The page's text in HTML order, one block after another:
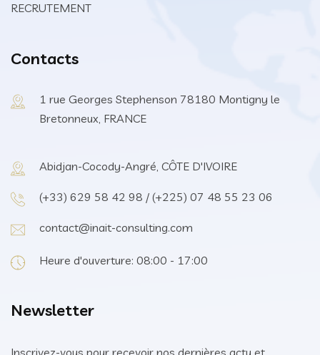
RECRUTEMENT
Contacts
1 rue Georges Stephenson 78180 Montigny le
Bretonneux, FRANCE
Abidjan-Cocody-Angré, CÔTE D'IVOIRE
(+33) 629 58 42 98 / (+225) 07 48 55 23 06
contact@inait-consulting.com
Heure d'ouverture: 08:00 - 17:00
Newsletter
Inscrivez-vous pour recevoir nos dernières actu et